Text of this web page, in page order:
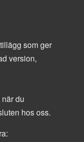
som ger
version,
du
hos oss.